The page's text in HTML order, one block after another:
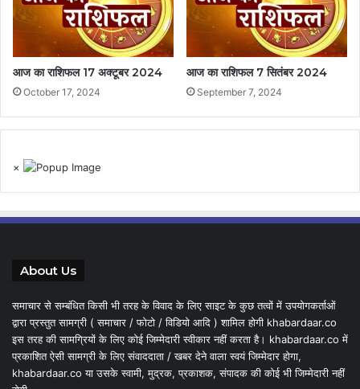
आज का राशिफल 17 अक्टूबर 2024
October 17, 2024
आज का राशिफल 7 सितंबर 2024
September 7, 2024
×
About Us
समाचार से सम्बंधित किसी भी तरह के विवाद के लिए साइट के कुछ तत्वों में उपयोगकर्ताओं
द्वारा प्रस्तुत सामग्री ( समाचार / फोटो / विडियो आदि ) शामिल होगी khabardaar.co
इस तरह की सामग्रियों के लिए कोई जिम्मेदारी स्वीकार नहीं करता है। khabardaar.co में
प्रकाशित ऐसी सामग्री के लिए संवाददाता / खबर देने वाला स्वयं जिम्मेदार होगा,
khabardaar.co या उसके स्वामी, मुद्रक, प्रकाशक, संपादक की कोई भी जिम्मेदारी नहीं